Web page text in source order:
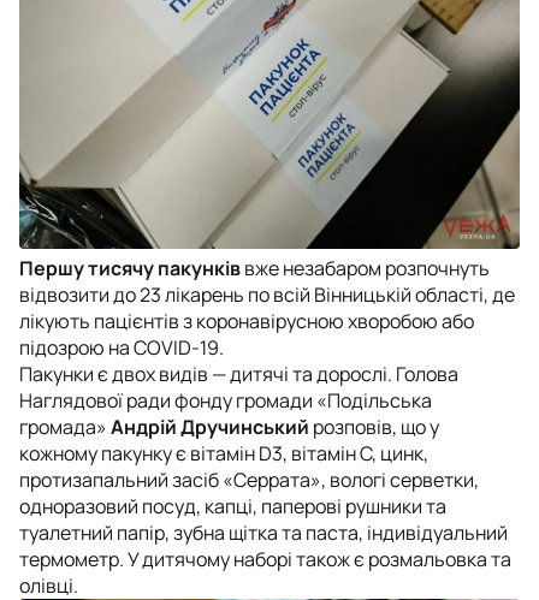
Першу тисячу пакунківвже незабаром розпочнуть
відвозити до 23 лікарень по всій Вінницькій області, де
лікують пацієнтів з коронавірусною хворобою або
підозрою на COVID-19.
Пакунки є двох видів — дитячі та дорослі. Голова
Наглядової ради фонду громади «Подільська
громада»Андрій Дручинський розповів, що у
кожному пакунку є вітамін D3, вітамін С, цинк,
протизапальний засіб «Серрата», вологі серветки,
одноразовий посуд, капці, паперові рушники та
туалетний папір, зубна щітка та паста, індивідуальний
термометр. У дитячому наборі також є розмальовка та
олівці.